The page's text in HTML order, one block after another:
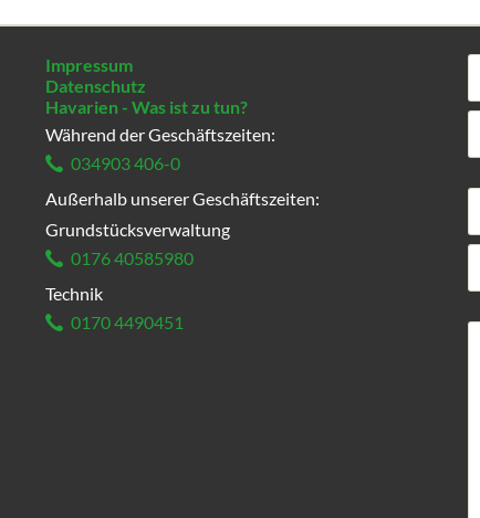
Impressum
Datenschutz
Havarien - Was ist zu tun?
Während der Geschäftszeiten:
034903 406-0
Außerhalb unserer Geschäftszeiten:
Grundstücksverwaltung
0176 40585980
Technik
0170 4490451